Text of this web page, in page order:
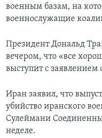
военным базам, на
военнослужащие
Президент Дональд
вечером, что «все
выступит с заявлением
Иран заявил, что
убийство иранского
Сулеймани
неделе.